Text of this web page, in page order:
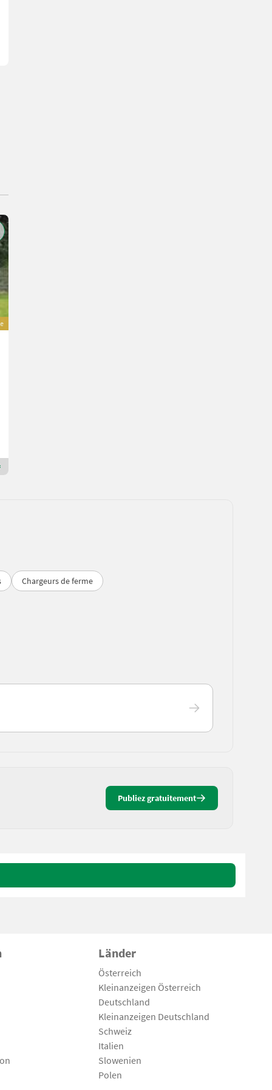
Chargeurs de ferme
Publiez gratuitement
Länder
Österreich
Kleinanzeigen Österreich
Deutschland
Kleinanzeigen Deutschland
Schweiz
Italien
Slowenien
Polen